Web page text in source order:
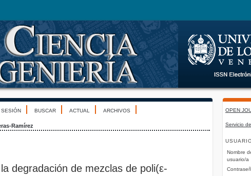
OPEN
Servicio
Nombre
usuario/a
SESIÓN BUSCAR ACTUAL ARCHIVOS
Ramírez
degradación de mezclas de poli(ε-